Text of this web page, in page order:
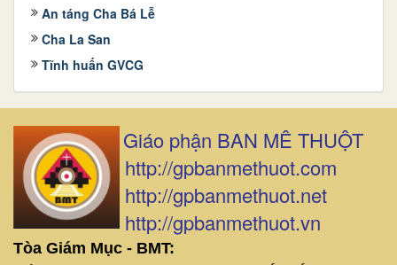
An táng Cha Bá Lễ
Cha La San
Tĩnh huấn GVCG
Giáo phận BAN MÊ THUỘT
http://gpbanmethuot.com
http://gpbanmethuot.net
http://gpbanmethuot.vn
Tòa Giám Mục - BMT: